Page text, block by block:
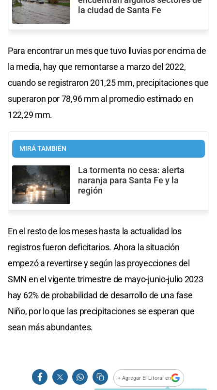
la ciudad de Santa Fe
Para encontrar un mes que tuvo lluvias por encima de
la media, hay que remontarse a marzo del 2022,
cuando se registraron 201,25 mm, precipitaciones que
superaron por 78,96 mm al promedio estimado en
122,29 mm.
MIRÁ TAMBIÉN
La tormenta no cesa: alerta
naranja para Santa Fe y la
región
En el resto de los meses hasta la actualidad los
registros fueron deficitarios. Ahora la situación
empezó a revertirse y según las proyecciones del
SMN en el vigente trimestre de mayo-junio-julio 2023
hay 62% de probabilidad de desarrollo de una fase
Niño, por lo que las precipitaciones se esperan que
sean más abundantes.
+ Agregar El Litoral en